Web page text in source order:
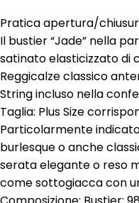
Pratica apertura/
Il bustier “Jade” nella
satinato elasticizzato di
Reggicalze classico
String incluso nella
Taglia: Plus Size
Particolarmente
burlesque o anche
serata elegante o reso
come sottogiacca con